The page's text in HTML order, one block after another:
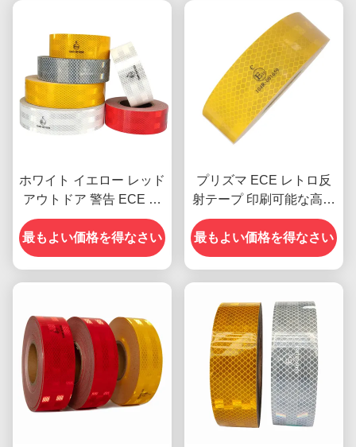
ホワイト イエロー レッド
アウトドア 警告 ECE ト
レーラー用反射テープ
最もよい価格を得なさい
プリズマ ECE レトロ反
射テープ 印刷可能な高密
度
最もよい価格を得なさい